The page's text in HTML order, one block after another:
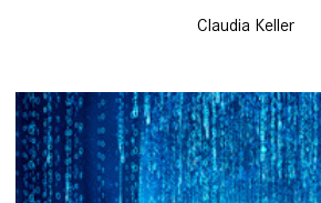
Claudia Keller